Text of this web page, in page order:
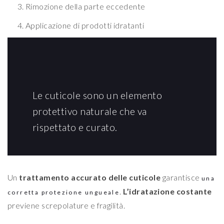
Rimozione della parte eccedente
Applicazione di prodotti idratanti
Le cuticole sono un elemento
protettivo naturale che va
rispettato e curato.
Un trattamento accurato delle cuticole garantisceuna
corretta protezione ungueale . L’idratazione costante
previene screpolature e fragilità.